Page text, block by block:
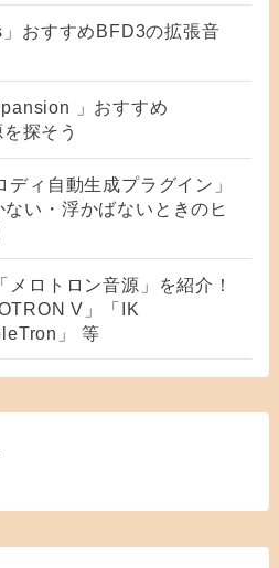
おすすめBFD3の拡張音
」おすすめ
探そう
ィ自動生成プラグイン」
ない・浮かばないときのヒ
ロトロン音源」を紹介！
V」「IK
」 等